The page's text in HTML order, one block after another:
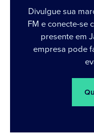
Divulgue sua
FM e conecte-se
presente em
empresa pode